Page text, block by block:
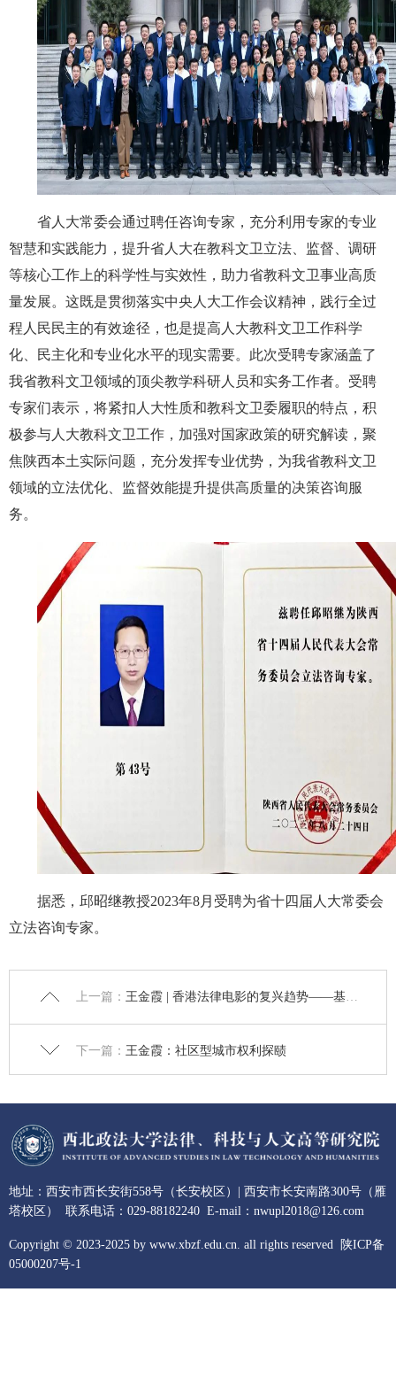
省人大常委会通过聘任咨询专家，充分利用专家的专业
智慧和实践能力，提升省人大在教科文卫立法、监督、调研
等核心工作上的科学性与实效性，助力省教科文卫事业高质
量发展。这既是贯彻落实中央人大工作会议精神，践行全过
程人民民主的有效途径，也是提高人大教科文卫工作科学
化、民主化和专业化水平的现实需要。此次受聘专家涵盖了
我省教科文卫领域的顶尖教学科研人员和实务工作者。受聘
专家们表示，将紧扣人大性质和教科文卫委履职的特点，积
极参与人大教科文卫工作，加强对国家政策的研究解读，聚
焦陕西本土实际问题，充分发挥专业优势，为我省教科文卫
领域的立法优化、监督效能提升提供高质量的决策咨询服
务。
据悉，邱昭继教授2023年8月受聘为省十四届人大常委会
立法咨询专家。
上一篇： 王金霞 | 香港法律电影的复兴趋势——基于三部电影的考察
下一篇： 王金霞：社区型城市权利探赜
地址：西安市西长安街558号（长安校区）| 西安市长安南路300号（雁
塔校区） 联系电话：029-88182240 E-mail：nwupl2018@126.com
Copyright © 2023-2025 by www.xbzf.edu.cn. all rights reserved
陕ICP备
05000207号-1